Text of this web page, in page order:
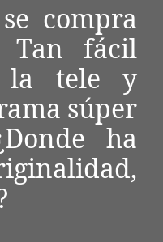
compra
fácil
la tele y
súper
ha